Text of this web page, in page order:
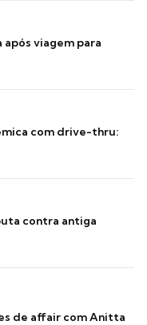
viagem para
com drive-thru:
contra antiga
de affair com Anitta